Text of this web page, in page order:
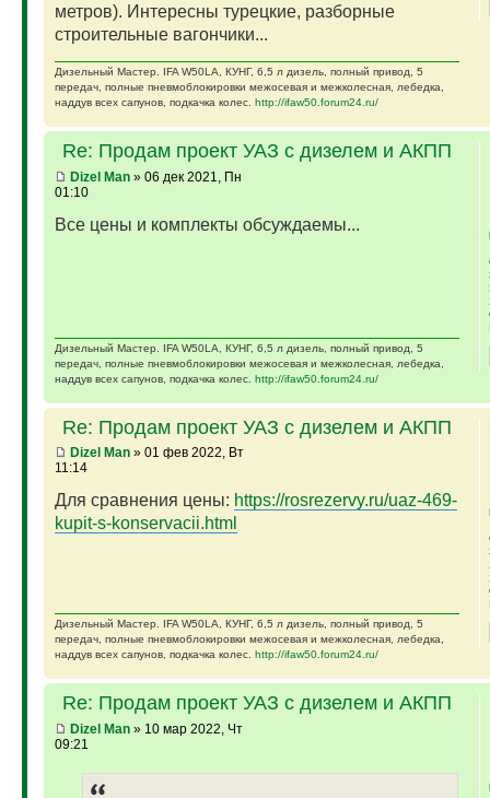
метров). Интересны турецкие, разборные
строительные вагончики...
Дизельный Мастер. IFA W50LA, КУНГ, 6,5 л дизель, полный привод, 5
передач, полные пневмоблокировки межосевая и межколесная, лебедка,
наддув всех сапунов, подкачка колес. http://ifaw50.forum24.ru/
Re: Продам проект УАЗ с дизелем и АКПП
Dizel Man» 06 дек 2021, Пн
01:10
Все цены и комплекты обсуждаемы...
Дизельный Мастер. IFA W50LA, КУНГ, 6,5 л дизель, полный привод, 5
передач, полные пневмоблокировки межосевая и межколесная, лебедка,
наддув всех сапунов, подкачка колес. http://ifaw50.forum24.ru/
Re: Продам проект УАЗ с дизелем и АКПП
Dizel Man» 01 фев 2022, Вт
11:14
Для сравнения цены: https://rosrezervy.ru/uaz-469-
kupit-s-konservacii.html
Дизельный Мастер. IFA W50LA, КУНГ, 6,5 л дизель, полный привод, 5
передач, полные пневмоблокировки межосевая и межколесная, лебедка,
наддув всех сапунов, подкачка колес. http://ifaw50.forum24.ru/
Re: Продам проект УАЗ с дизелем и АКПП
Dizel Man» 10 мар 2022, Чт
09:21